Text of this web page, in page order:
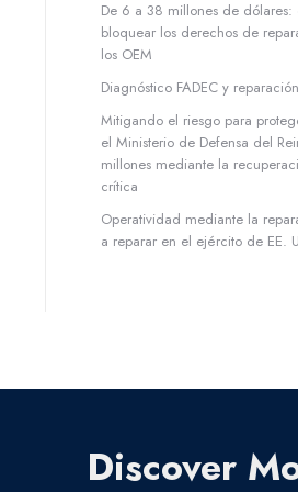
De 6 a 38 millones de
bloquear los derechos de
los OEM
Diagnóstico FADEC y
Mitigando el riesgo para
el Ministerio de Defensa del
millones mediante la
crítica
Operatividad mediante la
a reparar en el ejército de EE.
Discover